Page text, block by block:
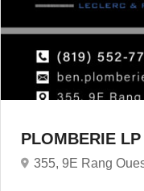
PLOMBERIE
355, 9E Rang